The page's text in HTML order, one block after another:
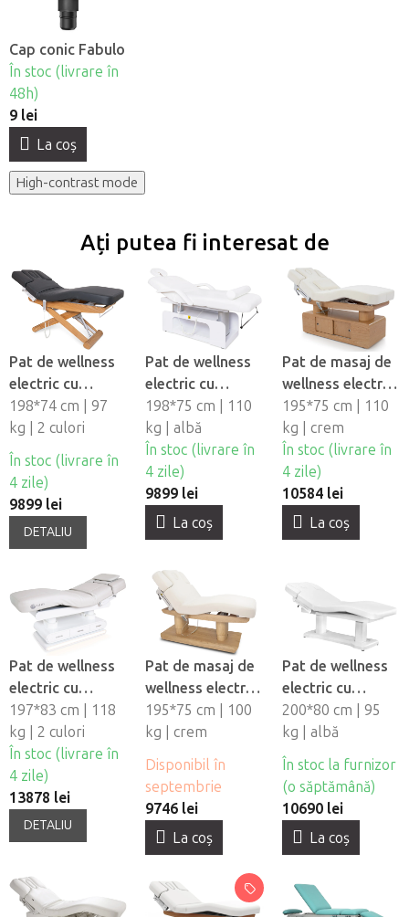
Cap conic Fabulo
În stoc (livrare în
48h)
9 lei
La coş
High-contrast mode
Ați putea fi interesat de
Pat de wellness
electric cu
încãlzire si
iluminare LED
Fabulo Pax
Comfort
198*74 cm | 97
kg | 2 culori
În stoc (livrare în
4 zile)
9899 lei
DETALIU
Pat de wellness
electric cu
încãlzire si
iluminare LED
Fabulo Nyra
Relax
198*75 cm | 110
kg | albă
În stoc (livrare în
4 zile)
9899 lei
La coş
Pat de masaj de
wellness electric
cu încălzire și
iluminare LED
Fabulo Amaris
195*75 cm | 110
kg | crem
În stoc (livrare în
4 zile)
10584 lei
La coş
Pat de wellness
electric cu
încălzire Fabulo
Spa Genesis
197*83 cm | 118
kg | 2 culori
În stoc (livrare în
4 zile)
13878 lei
DETALIU
Pat de masaj de
wellness electric
cu încălzire și
iluminare LED
Fabulo Galene
195*75 cm | 100
kg | crem
Disponibil în
septembrie
9746 lei
La coş
Pat de wellness
electric cu
încălzire Azzurro
818A 4M
200*80 cm | 95
kg | albă
În stoc la furnizor
(o săptămână)
10690 lei
La coş